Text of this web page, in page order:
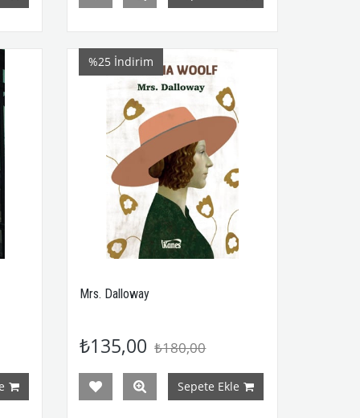
Mrs. Dalloway
₺135,00 ₺180,00
Sepete Ekle
%25 İndirim